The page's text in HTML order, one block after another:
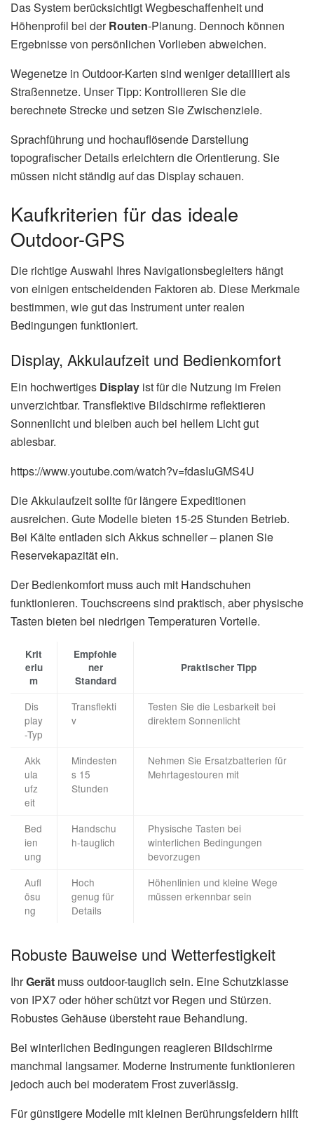
Das System berücksichtigt Wegbeschaffenheit und
Höhenprofil bei derRouten-Planung. Dennoch können
Ergebnisse von persönlichen Vorlieben abweichen.
Wegenetze in Outdoor-Karten sind weniger detailliert als
Straßennetze. Unser Tipp: Kontrollieren Sie die
berechnete Strecke und setzen Sie Zwischenziele.
Sprachführung und hochauflösende Darstellung
topografischer Details erleichtern die Orientierung. Sie
müssen nicht ständig auf das Display schauen.
Kaufkriterien für das ideale
Outdoor-GPS
Die richtige Auswahl Ihres Navigationsbegleiters hängt
von einigen entscheidenden Faktoren ab. Diese Merkmale
bestimmen, wie gut das Instrument unter realen
Bedingungen funktioniert.
Display, Akkulaufzeit und Bedienkomfort
Ein hochwertiges Display ist für die Nutzung im Freien
unverzichtbar. Transflektive Bildschirme reflektieren
Sonnenlicht und bleiben auch bei hellem Licht gut
ablesbar.
https://www.youtube.com/watch?v=fdasIuGMS4U
Die Akkulaufzeit sollte für längere Expeditionen
ausreichen. Gute Modelle bieten 15-25 Stunden Betrieb.
Bei Kälte entladen sich Akkus schneller – planen Sie
Reservekapazität ein.
Der Bedienkomfort muss auch mit Handschuhen
funktionieren. Touchscreens sind praktisch, aber physische
Tasten bieten bei niedrigen Temperaturen Vorteile.
Krit
eriu
m
Empfohle
ner
Standard
Praktischer Tipp
Dis
play
-Typ
Transflekti
v
Testen Sie die Lesbarkeit bei
direktem Sonnenlicht
Akk
ula
ufz
eit
Mindesten
s 15
Stunden
Nehmen Sie Ersatzbatterien für
Mehrtagestouren mit
Bed
ien
ung
Handschu
h-tauglich
Physische Tasten bei
winterlichen Bedingungen
bevorzugen
Aufl
ösu
ng
Hoch
genug für
Details
Höhenlinien und kleine Wege
müssen erkennbar sein
Robuste Bauweise und Wetterfestigkeit
IhrGerät muss outdoor-tauglich sein. Eine Schutzklasse
von IPX7 oder höher schützt vor Regen und Stürzen.
Robustes Gehäuse übersteht raue Behandlung.
Bei winterlichen Bedingungen reagieren Bildschirme
manchmal langsamer. Moderne Instrumente funktionieren
jedoch auch bei moderatem Frost zuverlässig.
Für günstigere Modelle mit kleinen Berührungsfeldern hilft